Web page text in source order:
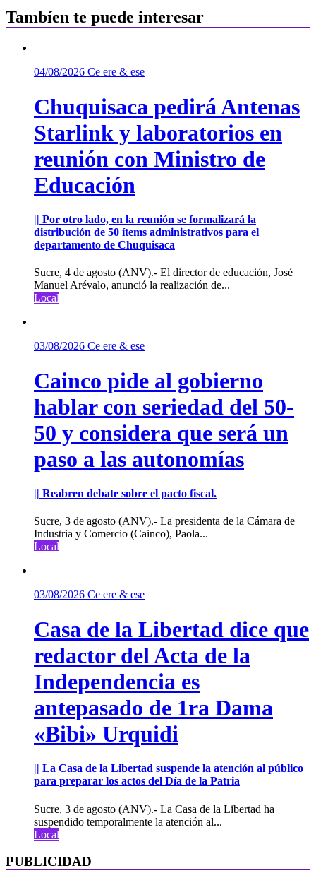
Tambíen te puede interesar
04/08/2026 Ce ere & ese
Chuquisaca pedirá Antenas
Starlink y laboratorios en
reunión con Ministro de
Educación
|| Por otro lado, en la reunión se formalizará la
distribución de 50 ítems administrativos para el
departamento de Chuquisaca
Sucre, 4 de agosto (ANV).- El director de educación, José
Manuel Arévalo, anunció la realización de...
Local
03/08/2026 Ce ere & ese
Cainco pide al gobierno
hablar con seriedad del 50-
50 y considera que será un
paso a las autonomías
|| Reabren debate sobre el pacto fiscal.
Sucre, 3 de agosto (ANV).- La presidenta de la Cámara de
Industria y Comercio (Cainco), Paola...
Local
03/08/2026 Ce ere & ese
Casa de la Libertad dice que
redactor del Acta de la
Independencia es
antepasado de 1ra Dama
«Bibi» Urquidi
|| La Casa de la Libertad suspende la atención al público
para preparar los actos del Día de la Patria
Sucre, 3 de agosto (ANV).- La Casa de la Libertad ha
suspendido temporalmente la atención al...
Local
PUBLICIDAD